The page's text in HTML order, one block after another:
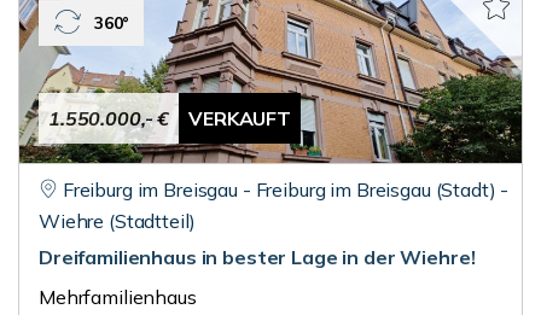
1.550.000,- € VERKAUFT
360°
Freiburg im Breisgau - Freiburg im Breisgau (Stadt) -
Wiehre (Stadtteil)
Dreifamilienhaus in bester Lage in der Wiehre!
Mehrfamilienhaus